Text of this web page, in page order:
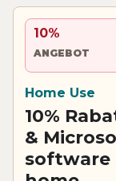
10%
ANGEBOT
Home Use
10%
&
software